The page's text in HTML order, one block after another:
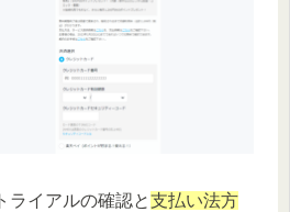
イアルの確認と支払い法方